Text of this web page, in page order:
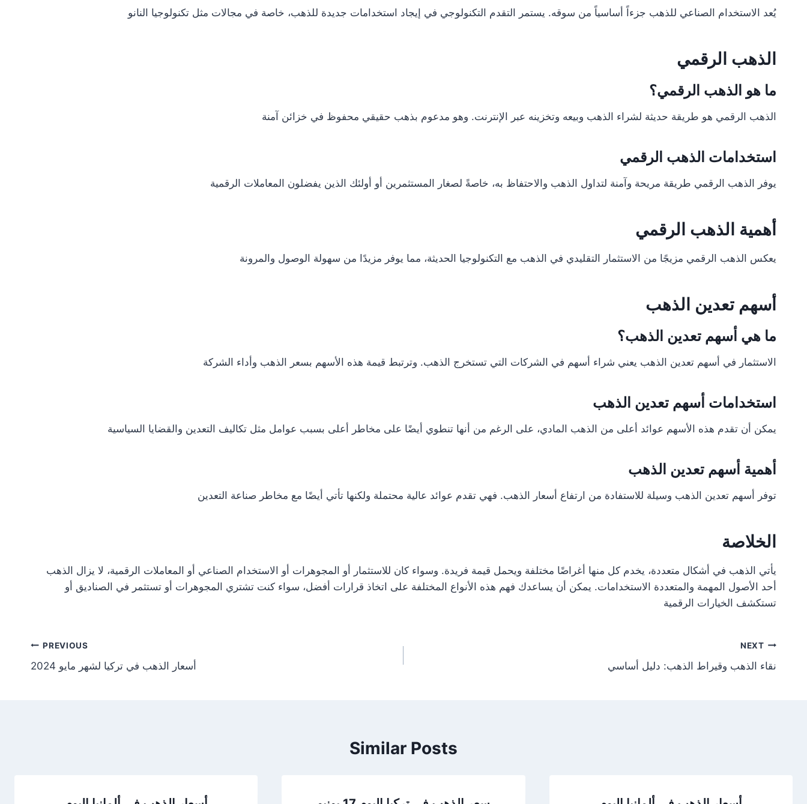
يُعد الاستخدام الصناعي للذهب جزءاً أساسياً من سوقه. يستمر التقدم التكنولوجي في إيجاد استخدامات جديدة للذهب، خاصة في مجالات مثل تكنولوجيا النانو
الذهب الرقمي
ما هو الذهب الرقمي؟
الذهب الرقمي هو طريقة حديثة لشراء الذهب وبيعه وتخزينه عبر الإنترنت. وهو مدعوم بذهب حقيقي محفوظ في خزائن آمنة
استخدامات الذهب الرقمي
يوفر الذهب الرقمي طريقة مريحة وآمنة لتداول الذهب والاحتفاظ به، خاصةً لصغار المستثمرين أو أولئك الذين يفضلون المعاملات الرقمية
أهمية الذهب الرقمي
يعكس الذهب الرقمي مزيجًا من الاستثمار التقليدي في الذهب مع التكنولوجيا الحديثة، مما يوفر مزيدًا من سهولة الوصول والمرونة
أسهم تعدين الذهب
ما هي أسهم تعدين الذهب؟
الاستثمار في أسهم تعدين الذهب يعني شراء أسهم في الشركات التي تستخرج الذهب. وترتبط قيمة هذه الأسهم بسعر الذهب وأداء الشركة
استخدامات أسهم تعدين الذهب
يمكن أن تقدم هذه الأسهم عوائد أعلى من الذهب المادي، على الرغم من أنها تنطوي أيضًا على مخاطر أعلى بسبب عوامل مثل تكاليف التعدين والقضايا السياسية
أهمية أسهم تعدين الذهب
توفر أسهم تعدين الذهب وسيلة للاستفادة من ارتفاع أسعار الذهب. فهي تقدم عوائد عالية محتملة ولكنها تأتي أيضًا مع مخاطر صناعة التعدين
الخلاصة
يأتي الذهب في أشكال متعددة، يخدم كل منها أغراضًا مختلفة ويحمل قيمة فريدة. وسواء كان للاستثمار أو المجوهرات أو الاستخدام الصناعي أو المعاملات الرقمية، لا يزال الذهب
أحد الأصول المهمة والمتعددة الاستخدامات. يمكن أن يساعدك فهم هذه الأنواع المختلفة على اتخاذ قرارات أفضل، سواء كنت تشتري المجوهرات أو تستثمر في الصناديق أو
تستكشف الخيارات الرقمية
PREVIOUS
أسعار الذهب في تركيا لشهر مايو 2024
NEXT
نقاء الذهب وقيراط الذهب: دليل أساسي
Similar Posts